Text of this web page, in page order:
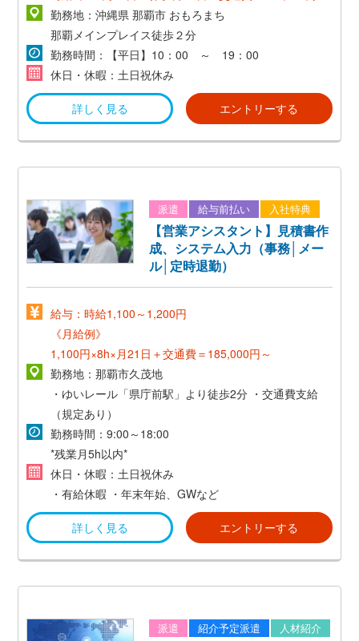
勤務地：沖縄県 那覇市 おもろまち
那覇メインプレイス徒歩２分
勤務時間：【平日】10：00 ～ 19：00
休日・休暇：土日祝休み
詳しく見る エントリーする
派遣 給与前払い 入社特典
【営業アシスタント】見積書作
成、システム入力（事務│メー
ル│定時退勤）
給与：時給1,100～1,200円
《月給例》
1,100円×8h×月21日＋交通費＝185,000円～
勤務地：那覇市久茂地
・ゆいレール「県庁前駅」より徒歩2分 ・交通費支給
（規定あり）
勤務時間：9:00～18:00
*残業月5h以内*
休日・休暇：土日祝休み
・有給休暇 ・年末年始、GWなど
詳しく見る エントリーする
派遣 紹介予定派遣
人材紹介